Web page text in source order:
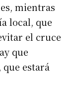
mientras
local, que
el cruce
que
estará